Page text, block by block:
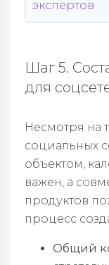
экспертов
Шаг 5.
для
Несмотря на
социальных
объектом,
важен, а
продуктов
процесс
Общий